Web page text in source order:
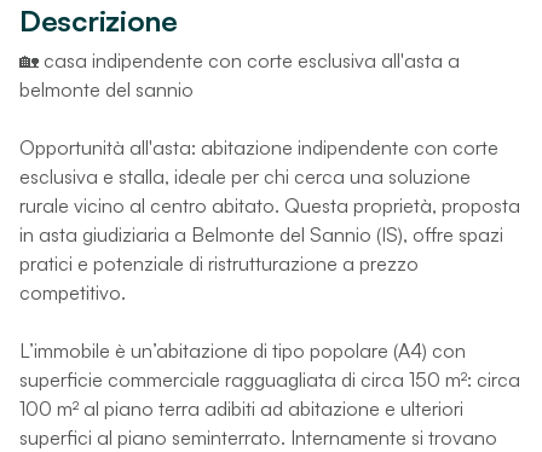
Descrizione
🏡 casa indipendente con corte esclusiva all'asta a
belmonte del sannio
Opportunità all'asta: abitazione indipendente con corte
esclusiva e stalla, ideale per chi cerca una soluzione
rurale vicino al centro abitato. Questa proprietà, proposta
in asta giudiziaria a Belmonte del Sannio (IS), offre spazi
pratici e potenziale di ristrutturazione a prezzo
competitivo.
L’immobile è un’abitazione di tipo popolare (A4) con
superficie commerciale ragguagliata di circa 150 m²: circa
100 m² al piano terra adibiti ad abitazione e ulteriori
superfici al piano seminterrato. Internamente si trovano